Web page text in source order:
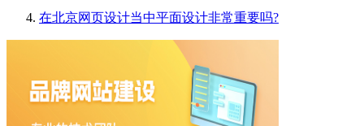
在北京网页设计当中平面设计非常重要吗?